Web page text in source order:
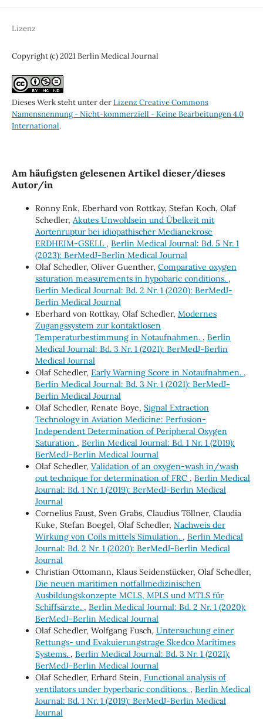
Lizenz
Copyright (c) 2021 Berlin Medical Journal
Dieses Werk steht unter derLizenz Creative Commons
Namensnennung - Nicht-kommerziell - Keine Bearbeitungen 4.0
International.
Am häufigsten gelesenen Artikel dieser/dieses
Autor/in
Ronny Enk, Eberhard von Rottkay, Stefan Koch, Olaf
Schedler, Akutes Unwohlsein und Übelkeit mit
Aortenruptur bei idiopathischer Medianekrose
ERDHEIM-GSELL , Berlin Medical Journal: Bd. 5 Nr. 1
(2023): BerMedJ-Berlin Medical Journal
Olaf Schedler, Oliver Guenther, Comparative oxygen
saturation measurements in hypobaric conditions. ,
Berlin Medical Journal: Bd. 2 Nr. 1 (2020): BerMedJ-
Berlin Medical Journal
Eberhard von Rottkay, Olaf Schedler, Modernes
Zugangssystem zur kontaktlosen
Temperaturbestimmung in Notaufnahmen. , Berlin
Medical Journal: Bd. 3 Nr. 1 (2021): BerMedJ-Berlin
Medical Journal
Olaf Schedler, Early Warning Score in Notaufnahmen. ,
Berlin Medical Journal: Bd. 3 Nr. 1 (2021): BerMedJ-
Berlin Medical Journal
Olaf Schedler, Renate Boye, Signal Extraction
Technology in Aviation Medicine: Perfusion-
Independent Determination of Peripheral Oxygen
Saturation , Berlin Medical Journal: Bd. 1 Nr. 1 (2019):
BerMedJ-Berlin Medical Journal
Olaf Schedler, Validation of an oxygen-wash in/wash
out technique for determination of FRC , Berlin Medical
Journal: Bd. 1 Nr. 1 (2019): BerMedJ-Berlin Medical
Journal
Cornelius Faust, Sven Grabs, Claudius Töllner, Claudia
Kuke, Stefan Boegel, Olaf Schedler, Nachweis der
Wirkung von Coils mittels Simulation. , Berlin Medical
Journal: Bd. 2 Nr. 1 (2020): BerMedJ-Berlin Medical
Journal
Christian Ottomann, Klaus Seidenstücker, Olaf Schedler,
Die neuen maritimen notfallmedizinischen
Ausbildungskonzepte MCLS, MPLS und MTLS für
Schiffsärzte. , Berlin Medical Journal: Bd. 2 Nr. 1 (2020):
BerMedJ-Berlin Medical Journal
Olaf Schedler, Wolfgang Fusch, Untersuchung einer
Rettungs- und Evakuierungstrage Skedco Maritimes
Systems. , Berlin Medical Journal: Bd. 3 Nr. 1 (2021):
BerMedJ-Berlin Medical Journal
Olaf Schedler, Erhard Stein, Functional analysis of
ventilators under hyperbaric conditions. , Berlin Medical
Journal: Bd. 1 Nr. 1 (2019): BerMedJ-Berlin Medical
Journal